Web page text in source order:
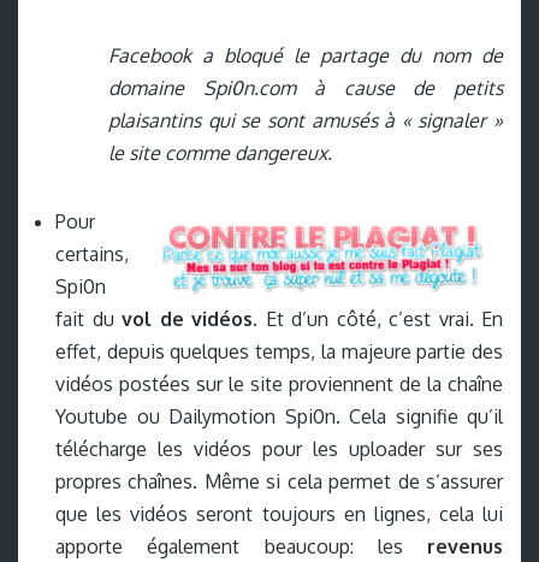
Facebook a bloqué le partage du nom de
domaine Spi0n.com à cause de petits
plaisantins qui se sont amusés à « signaler »
le site comme dangereux.
Pour
certains,
Spi0n
fait du vol de vidéos. Et d’un côté, c’est vrai. En
effet, depuis quelques temps, la majeure partie des
vidéos postées sur le site proviennent de la chaîne
Youtube ou Dailymotion Spi0n. Cela signifie qu’il
télécharge les vidéos pour les uploader sur ses
propres chaînes. Même si cela permet de s’assurer
que les vidéos seront toujours en lignes, cela lui
apporte également beaucoup: les revenus